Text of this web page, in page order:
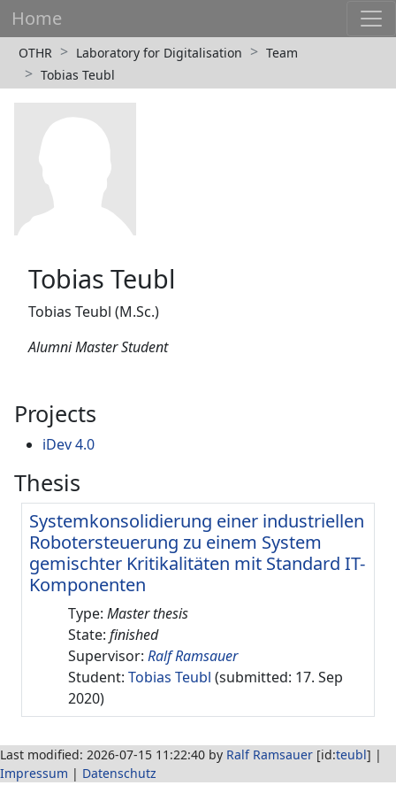
Home
OTHR Laboratory for Digitalisation
Team
Tobias Teubl
Tobias Teubl
Tobias Teubl (M.Sc.)
Alumni Master Student
Projects
iDev 4.0
Thesis
Systemkonsolidierung einer industriellen
Robotersteuerung zu einem System
gemischter Kritikalitäten mit Standard IT-
Komponenten
Type: Master thesis
State: finished
Supervisor: Ralf Ramsauer
Student: Tobias Teubl (submitted: 17. Sep
2020)
Last modified: 2026-07-15 11:22:40 by Ralf Ramsauer [id:teubl] |
Impressum | Datenschutz